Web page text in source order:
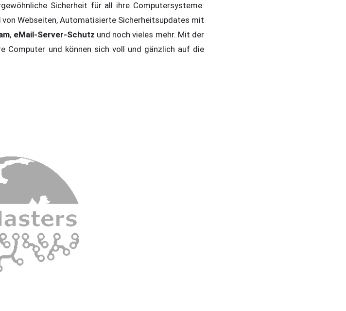
Sicherheit für all ihre Computersysteme:
von Webseiten, Automatisierte Sicherheitsupdates mit
, eMail-Server-Schutz und noch vieles mehr. Mit der
Computer und können sich voll und gänzlich auf die